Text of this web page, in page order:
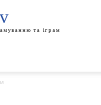
та іграм